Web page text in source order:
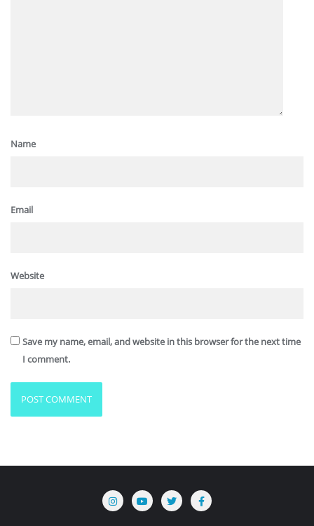
Name
Email
Website
Save my name, email, and website in this browser for the next time
I comment.